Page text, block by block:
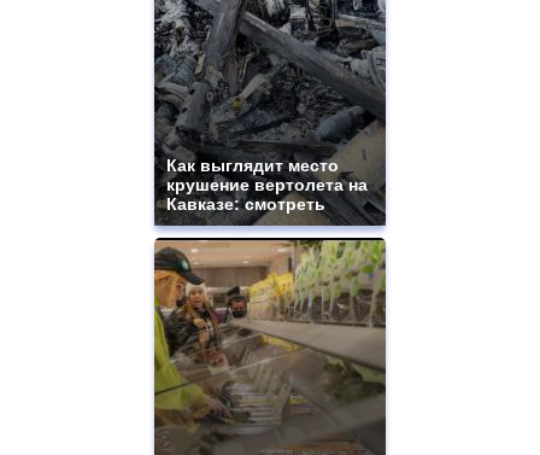
Как выглядит место
крушение вертолета на
Кавказе: смотреть